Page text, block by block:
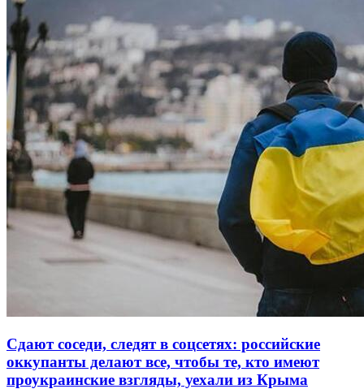
Сдают соседи, следят в соцсетях: российские
оккупанты делают все, чтобы те, кто имеют
проукраинские взгляды, уехали из Крыма